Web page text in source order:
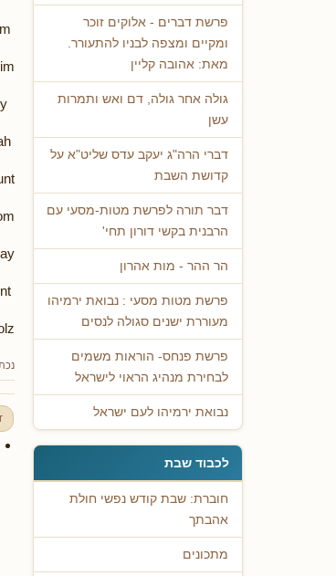
פרשת דברים - אלוקים זוכר
ומקיים ומצפה לבניו להתעורר.
מאת: אהובה קליין
גולה אחר גולה, דם ואש ותמרות
עשן
דברי הרה"ג יעקב עדס שליט"א על
קדושת השבת
דבר תורה לפרשת מטות-מסעי עם
הרבנית בקשי דורון תחי'
הר ההר - מות אהרון
פרשת מטות מסעי : נבואת ירמיהו
מעוררת ישנים סגולה לנסים
פרשת פנחס- הוראות משמים
לבחירת מנהיג הראוי לישראל
נבואת ירמיהו לעם ישראל
לכבוד שבת
חוברת: שבת קודש נפשי חולת
אהבתך
מתכונים